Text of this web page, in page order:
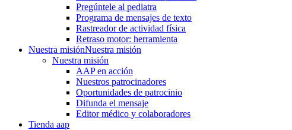
Pregúntele al pediatra
Programa de mensajes de texto
Rastre​​ador de activida​d física
Retraso motor: herramienta
Nuestra misiónNuestra misión
Nuestra misión
AAP en acción
Nuestros patrocinadores
Oportunidades de patrocinio
Difunda el mensaje
Editor médico y colaboradores
Tienda aap